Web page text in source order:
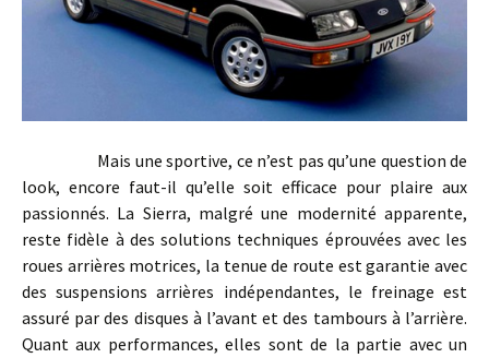
Mais une sportive, ce n’est pas qu’une question de
look, encore faut-il qu’elle soit efficace pour plaire aux
passionnés. La Sierra, malgré une modernité apparente,
reste fidèle à des solutions techniques éprouvées avec les
roues arrières motrices, la tenue de route est garantie avec
des suspensions arrières indépendantes, le freinage est
assuré par des disques à l’avant et des tambours à l’arrière.
Quant aux performances, elles sont de la partie avec un